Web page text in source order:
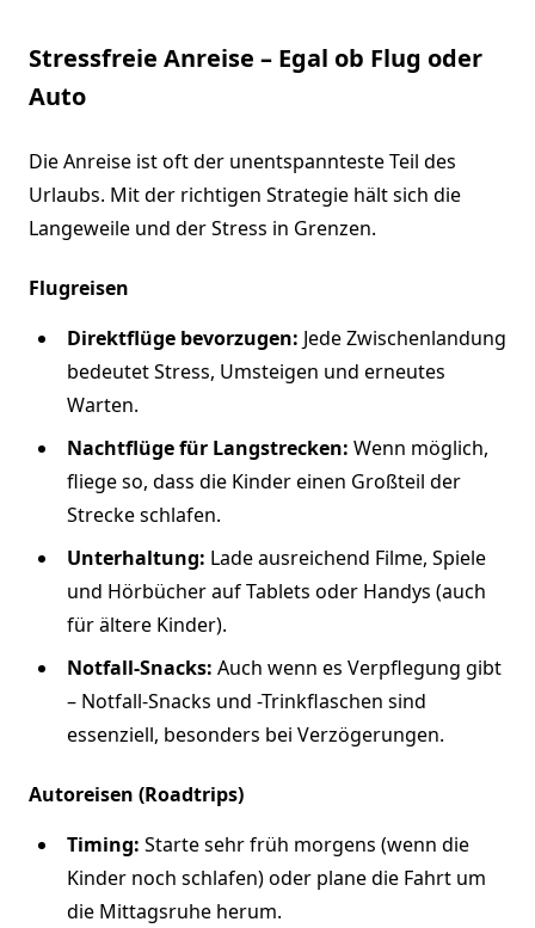
Stressfreie Anreise – Egal ob Flug oder
Auto
Die Anreise ist oft der unentspannteste Teil des
Urlaubs. Mit der richtigen Strategie hält sich die
Langeweile und der Stress in Grenzen.
Flugreisen
Direktflüge bevorzugen: Jede Zwischenlandung
bedeutet Stress, Umsteigen und erneutes
Warten.
Nachtflüge für Langstrecken: Wenn möglich,
fliege so, dass die Kinder einen Großteil der
Strecke schlafen.
Unterhaltung: Lade ausreichend Filme, Spiele
und Hörbücher auf Tablets oder Handys (auch
für ältere Kinder).
Notfall-Snacks: Auch wenn es Verpflegung gibt
– Notfall-Snacks und -Trinkflaschen sind
essenziell, besonders bei Verzögerungen.
Autoreisen (Roadtrips)
Timing: Starte sehr früh morgens (wenn die
Kinder noch schlafen) oder plane die Fahrt um
die Mittagsruhe herum.